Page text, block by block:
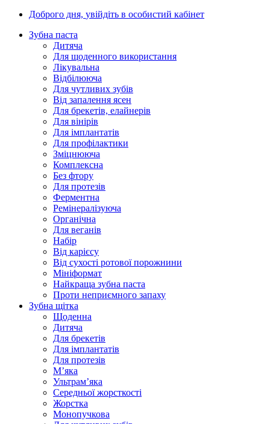
Доброго дня, увійдіть в особистий кабінет
Зубна паста
Дитяча
Для щоденного використання
Лікувальна
Відбілююча
Для чутливих зубів
Від запалення ясен
Для брекетів, елайнерів
Для вінірів
Для імплантатів
Для профілактики
Зміцнююча
Комплексна
Без фтору
Для протезів
Ферментна
Ремінералізуюча
Органічна
Для веганів
Набір
Від карієсу
Від сухості ротової порожнини
Мініформат
Найкраща зубна паста
Проти неприємного запаху
Зубна щітка
Щоденна
Дитяча
Для брекетів
Для імплантатів
Для протезів
Мʼяка
Ультрамʼяка
Середньої жорсткості
Жорстка
Монопучкова